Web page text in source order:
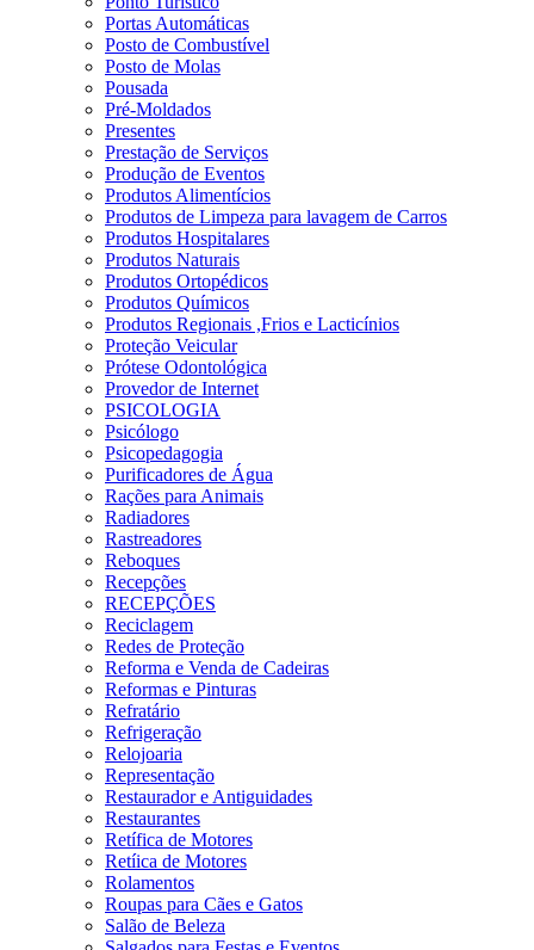
Portas Automáticas
Posto de Combustível
Posto de Molas
Pousada
Pré-Moldados
Presentes
Prestação de Serviços
Produção de Eventos
Produtos Alimentícios
Produtos de Limpeza para lavagem de Carros
Produtos Hospitalares
Produtos Naturais
Produtos Ortopédicos
Produtos Químicos
Produtos Regionais ,Frios e Lacticínios
Proteção Veicular
Prótese Odontológica
Provedor de Internet
PSICOLOGIA
Psicólogo
Psicopedagogia
Purificadores de Água
Rações para Animais
Radiadores
Rastreadores
Reboques
Recepções
RECEPÇÕES
Reciclagem
Redes de Proteção
Reforma e Venda de Cadeiras
Reformas e Pinturas
Refratário
Refrigeração
Relojoaria
Representação
Restaurador e Antiguidades
Restaurantes
Retífica de Motores
Retíica de Motores
Rolamentos
Roupas para Cães e Gatos
Salão de Beleza